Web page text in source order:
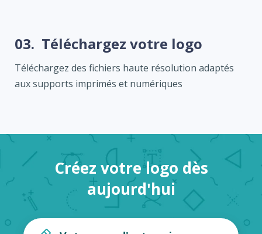
03. Téléchargez votre logo
Téléchargez des fichiers haute résolution adaptés
aux supports imprimés et numériques
Créez votre logo dès
aujourd'hui